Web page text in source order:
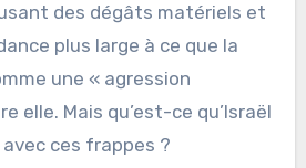
des dégâts matériels et
plus large à ce que la
une « agression
elle. Mais qu’est-ce qu’Israël
ces frappes ?